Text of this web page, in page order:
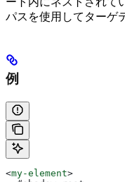
パスを使用してターゲ
例
<my-element>